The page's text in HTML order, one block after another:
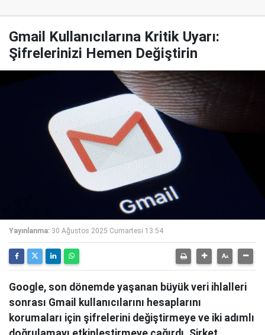
Gmail Kullanıcılarına Kritik Uyarı:
Şifrelerinizi Hemen Değiştirin
Yayınlanma: 30 Ağustos 2025 Cumartesi 13:54
Google, son dönemde yaşanan büyük veri ihlalleri
sonrası Gmail kullanıcılarını hesaplarını
korumaları için şifrelerini değiştirmeye ve iki adımlı